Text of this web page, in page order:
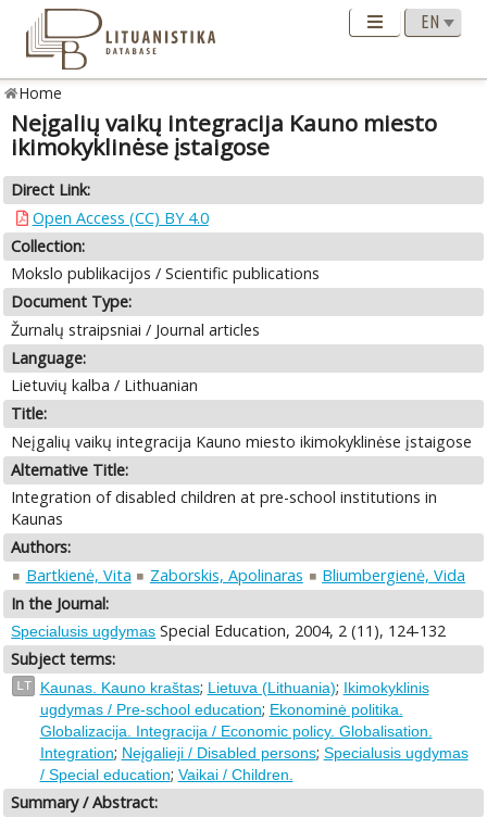
Home
Neįgalių vaikų integracija Kauno miesto
ikimokyklinėse įstaigose
Direct Link:
Open Access (CC) BY 4.0
Collection:
Mokslo publikacijos / Scientific publications
Document Type:
Žurnalų straipsniai / Journal articles
Language:
Lietuvių kalba / Lithuanian
Title:
Neįgalių vaikų integracija Kauno miesto ikimokyklinėse įstaigose
Alternative Title:
Integration of disabled children at pre-school institutions in
Kaunas
Authors:
Bartkienė, Vita
Zaborskis, Apolinaras
Bliumbergienė, Vida
In the Journal:
Specialusis ugdymas Special Education, 2004, 2 (11), 124-132
Subject terms:
LT Kaunas. Kauno kraštas; Lietuva (Lithuania); Ikimokyklinis
ugdymas / Pre-school education; Ekonominė politika.
Globalizacija. Integracija / Economic policy. Globalisation.
Integration; Neįgalieji / Disabled persons; Specialusis ugdymas
/ Special education; Vaikai / Children.
Summary / Abstract: